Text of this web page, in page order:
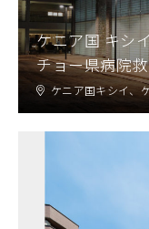
ケニア国 キシ
チョー県病院
ケニア国キシイ、